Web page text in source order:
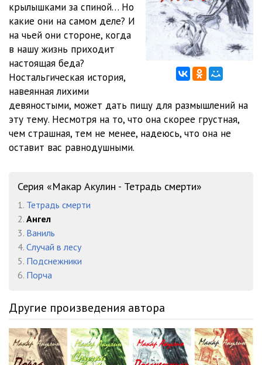
крылышками за спиной… Но
какие они на самом деле? И
на чьей они стороне, когда
в нашу жизнь приходит
настоящая беда?
Ностальгическая история,
навеянная лихими
девяностыми, может дать пищу для размышлений на
эту тему. Несмотря на то, что она скорее грустная,
чем страшная, тем не менее, надеюсь, что она не
оставит вас равнодушными.
Серия «Макар Акулин - Тетрадь смерти»
1. Тетрадь смерти
2. Ангел
3. Ваниль
4. Случай в лесу
5. Подснежники
6. Порча
Другие произведения автора